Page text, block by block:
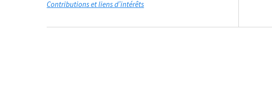
Contributions et liens d’intérêts